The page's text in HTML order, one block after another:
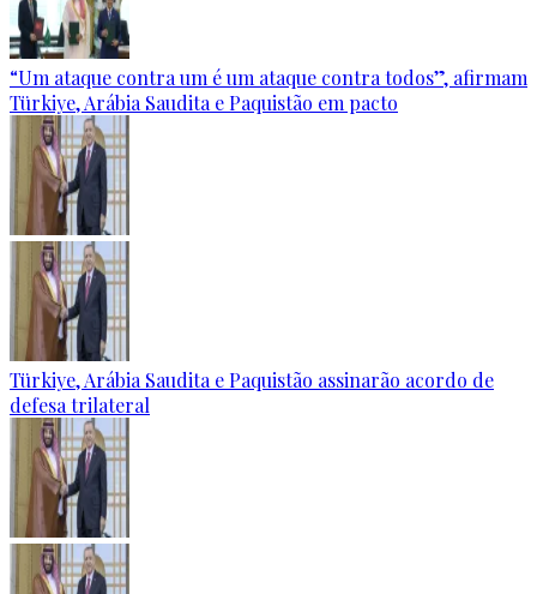
“Um ataque contra um é um ataque contra todos”, afirmam
Türkiye, Arábia Saudita e Paquistão em pacto
Türkiye, Arábia Saudita e Paquistão assinarão acordo de
defesa trilateral